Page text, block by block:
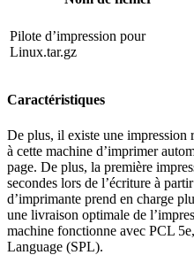
Pilote d’impression pour
Linux.tar.gz
Caractéristiques
De plus, il existe une impression
à cette machine d’imprimer
page. De plus, la première
secondes lors de l’écriture à
d’imprimante prend en charge
une livraison optimale de
machine fonctionne avec PCL
Language (SPL).